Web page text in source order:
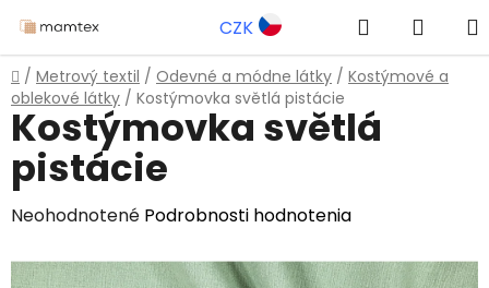
na
obsah
CZK Hľadať
KOŠÍK
Domov
/ Metrový textil / Odevné a módne látky / Kostýmové a
oblekové látky / Kostýmovka světlá pistácie
Kostýmovka světlá
pistácie
Priemerné
produktu
Neohodnotené Podrobnosti hodnotenia